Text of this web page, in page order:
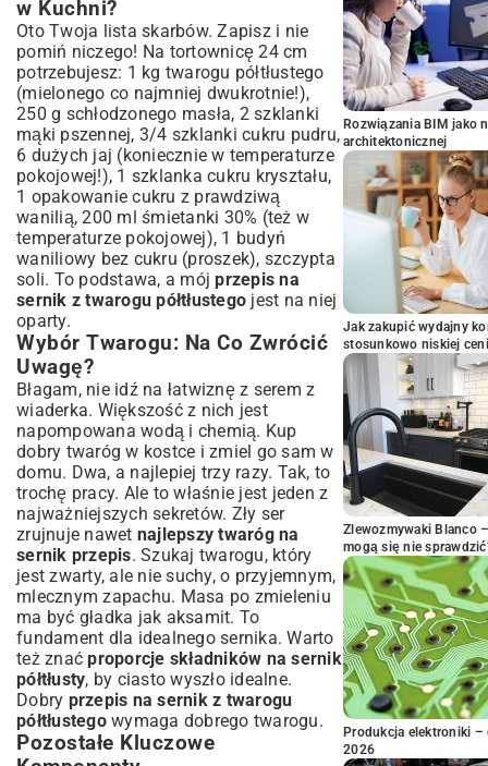
w Kuchni?
Oto Twoja lista skarbów. Zapisz i nie
pomiń niczego! Na tortownicę 24 cm
potrzebujesz: 1 kg twarogu półtłustego
(mielonego co najmniej dwukrotnie!),
250 g schłodzonego masła, 2 szklanki
mąki pszennej, 3/4 szklanki cukru pudru,
6 dużych jaj (koniecznie w temperaturze
pokojowej!), 1 szklanka cukru kryształu,
1 opakowanie cukru z prawdziwą
wanilią, 200 ml śmietanki 30% (też w
temperaturze pokojowej), 1 budyń
waniliowy bez cukru (proszek), szczypta
soli. To podstawa, a mójprzepis na
sernik z twarogu półtłustego jest na niej
oparty.
Wybór Twarogu: Na Co Zwrócić
Uwagę?
Błagam, nie idź na łatwiznę z serem z
wiaderka. Większość z nich jest
napompowana wodą i chemią. Kup
dobry twaróg w kostce i zmiel go sam w
domu. Dwa, a najlepiej trzy razy. Tak, to
trochę pracy. Ale to właśnie jest jeden z
najważniejszych sekretów. Zły ser
zrujnuje nawet najlepszy twaróg na
sernik przepis. Szukaj twarogu, który
jest zwarty, ale nie suchy, o przyjemnym,
mlecznym zapachu. Masa po zmieleniu
ma być gładka jak aksamit. To
fundament dla idealnego sernika. Warto
też znaćproporcje składników na sernik
półtłusty, by ciasto wyszło idealne.
Dobry przepis na sernik z twarogu
półtłustegowymaga dobrego twarogu.
Pozostałe Kluczowe
Rozwiązania BIM jako
architektonicznej
Jak zakupić wydajny
stosunkowo niskiej
Zlewozmywaki Blanco
mogą się nie
Produkcja elektroniki –
2026